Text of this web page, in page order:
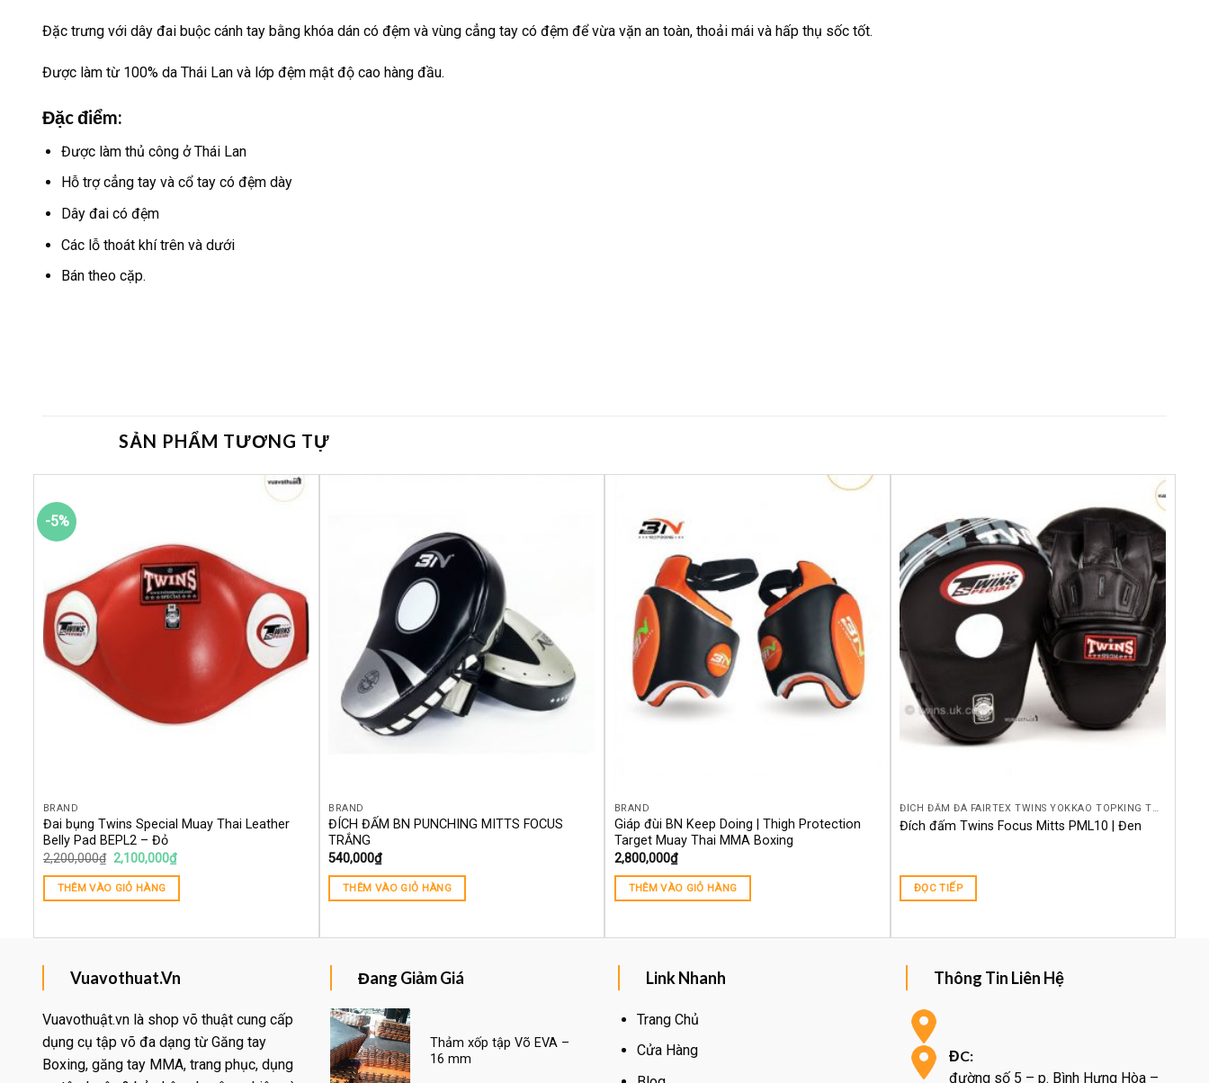
Đặc trưng với dây đai buộc cánh tay bằng khóa dán có đệm và vùng cẳng tay có đệm để vừa vặn an toàn, thoải mái và hấp thụ sốc tốt.
Được làm từ 100% da Thái Lan và lớp đệm mật độ cao hàng đầu.
Đặc điểm:
Được làm thủ công ở Thái Lan
Hỗ trợ cẳng tay và cổ tay có đệm dày
Dây đai có đệm
Các lỗ thoát khí trên và dưới
Bán theo cặp.
SẢN PHẨM TƯƠNG TỰ
-5%
BRAND
Đai bụng Twins Special Muay Thai Leather
Belly Pad BEPL2 – Đỏ
2,200,000₫ 2,100,000₫
THÊM VÀO GIỎ HÀNG
BRAND
ĐÍCH ĐẤM BN PUNCHING MITTS FOCUS
TRẮNG
540,000₫
THÊM VÀO GIỎ HÀNG
BRAND
Giáp đùi BN Keep Doing | Thigh Protection
Target Muay Thai MMA Boxing
2,800,000₫
THÊM VÀO GIỎ HÀNG
Yêu
thích
ĐÍCH ĐẤM ĐÁ FAIRTEX TWINS YOKKAO TOPKING THÁI LAN CHÍNH HÃNG KICKPAD MITTPAD
Đích đấm Twins Focus Mitts PML10 | Đen
ĐỌC TIẾP
Vuavothuat.Vn
Vuavothuật.vn là shop võ thuật cung cấp
dụng cụ tập võ đa dạng từ Găng tay
Boxing, găng tay MMA, trang phục, dụng
Đang Giảm Giá
Yêu
Thảm xốp tập Võ EVA –
16 mm
Link Nhanh
Trang Chủ
Cửa Hàng
Thông Tin Liên Hệ
ĐC:
đường số 5 – p. Bình Hưng Hòa –